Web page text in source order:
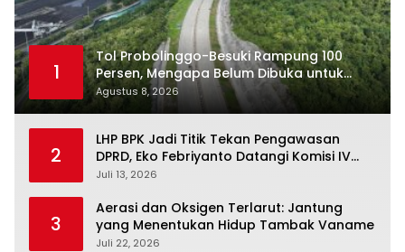
1
Tol Probolinggo-Besuki Rampung 100
Persen, Mengapa Belum Dibuka untuk
Publik?
Agustus 8, 2026
2
LHP BPK Jadi Titik Tekan Pengawasan
DPRD, Eko Febriyanto Datangi Komisi IV
dan Ajak Dewan Kembali Berpijak pada
Juli 13, 2026
3
Aerasi dan Oksigen Terlarut: Jantung
yang Menentukan Hidup Tambak Vaname
Juli 22, 2026